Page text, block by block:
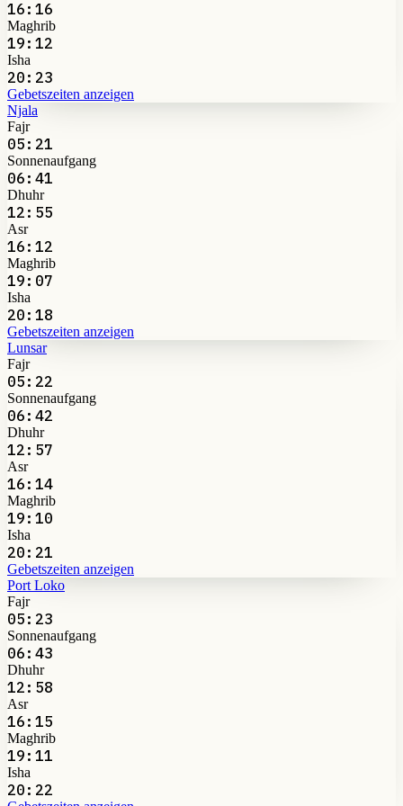
16:16
Maghrib
19:12
Isha
20:23
Gebetszeiten anzeigen
Njala
Fajr
05:21
Sonnenaufgang
06:41
Dhuhr
12:55
Asr
16:12
Maghrib
19:07
Isha
20:18
Gebetszeiten anzeigen
Lunsar
Fajr
05:22
Sonnenaufgang
06:42
Dhuhr
12:57
Asr
16:14
Maghrib
19:10
Isha
20:21
Gebetszeiten anzeigen
Port Loko
Fajr
05:23
Sonnenaufgang
06:43
Dhuhr
12:58
Asr
16:15
Maghrib
19:11
Isha
20:22